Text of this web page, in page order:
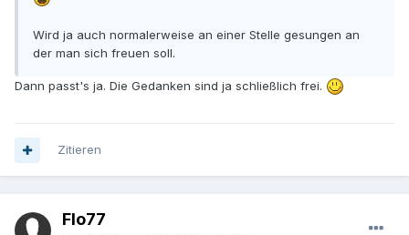
Wird ja auch normalerweise an einer Stelle gesungen an
der man sich freuen soll.
Dann passt's ja. Die Gedanken sind ja schließlich frei.
Zitieren
Flo77